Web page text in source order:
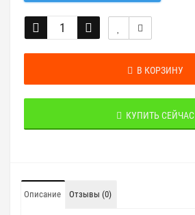
В КОРЗИНУ
КУПИТЬ СЕЙЧАС
Описание Отзывы (0)